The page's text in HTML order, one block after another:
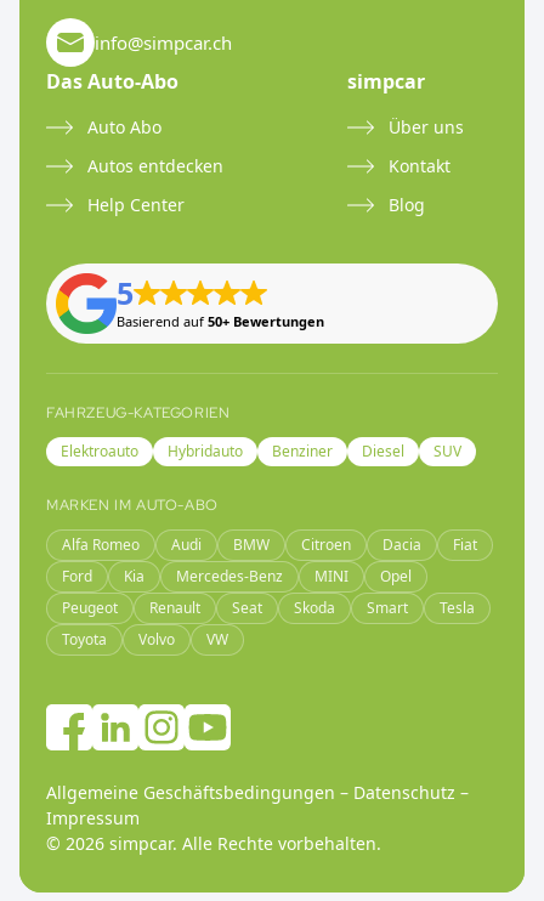
info@simpcar.ch
Das Auto-Abo
Auto Abo
Autos entdecken
Help Center
simpcar
Über uns
Kontakt
Blog
5
Basierend auf50+ Bewertungen
FAHRZEUG-KATEGORIEN
Elektroauto Hybridauto Benziner Diesel SUV
MARKEN IM AUTO-ABO
Alfa Romeo Audi BMW Citroen Dacia
Fiat
Ford
Kia Mercedes-Benz MINI
Opel
Peugeot
Renault Seat Skoda Smart
Tesla
Toyota
Volvo VW
Allgemeine Geschäftsbedingungen – Datenschutz –
Impressum
© 2026 simpcar. Alle Rechte vorbehalten.